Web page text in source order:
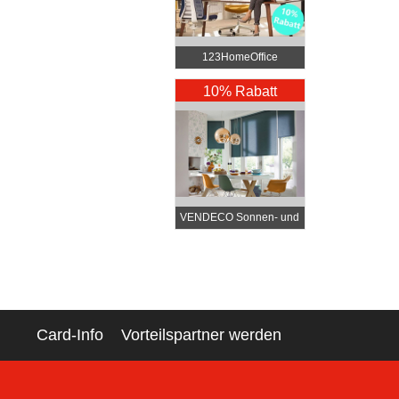
123HomeOffice
10% Rabatt
VENDECO Sonnen- und
Insektenschutz nach
Card-Info Vorteilspartner werden